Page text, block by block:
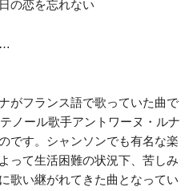
の恋を忘れない
がフランス語で歌っていた曲で
ノール歌手アントワーヌ・ルナ
です。シャンソンでも有名な楽
って生活困難の状況下、苦しみ
歌い継がれてきた曲となってい